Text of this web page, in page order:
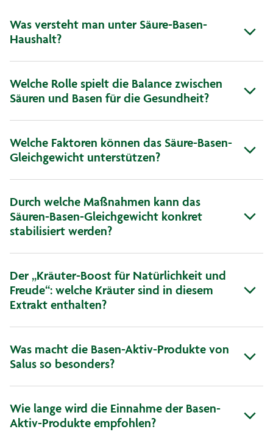
Was versteht man unter Säure-Basen-
Haushalt?
Welche Rolle spielt die Balance zwischen
Säuren und Basen für die Gesundheit?
Welche Faktoren können das Säure-Basen-
Gleichgewicht unterstützen?
Durch welche Maßnahmen kann das
Säuren-Basen-Gleichgewicht konkret
stabilisiert werden?
Der „Kräuter-Boost für Natürlichkeit und
Freude“: welche Kräuter sind in diesem
Extrakt enthalten?
Was macht die Basen-Aktiv-Produkte von
Salus so besonders?
Wie lange wird die Einnahme der Basen-
Aktiv-Produkte empfohlen?